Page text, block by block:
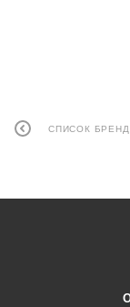
СПИСОК